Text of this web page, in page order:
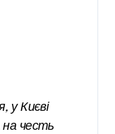
у Києві
честь